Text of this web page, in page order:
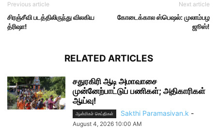
Previous article
சிரஞ்சீவி படத்திலிருந்து விலகிய
த்ரிஷா!
Next article
கோடைக்கால ஸ்பெஷல்: முலாம்பழ
ஜூஸ்!
RELATED ARTICLES
சதுரகிரி ஆடி அமாவாசை
முன்னேற்பாட்டுப் பணிகள்; அதிகாரிகள்
ஆய்வு!
ஆன்மிகச் செய்திகள் Sakthi Paramasivan.k -
August 4, 2026 10:00 AM